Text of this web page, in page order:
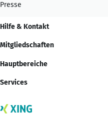
Presse
Hilfe & Kontakt
Mitgliedschaften
Hauptbereiche
Services